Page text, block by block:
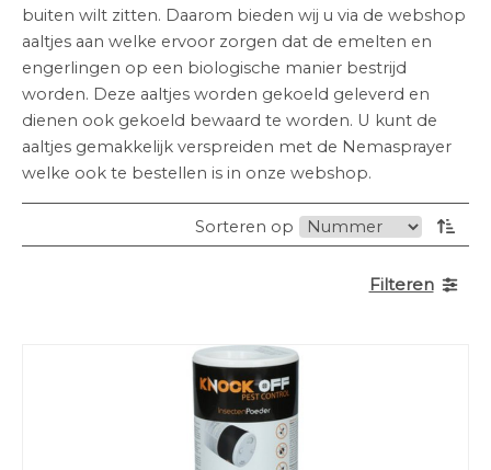
buiten wilt zitten. Daarom bieden wij u via de webshop
aaltjes aan welke ervoor zorgen dat de emelten en
engerlingen op een biologische manier bestrijd
worden. Deze aaltjes worden gekoeld geleverd en
dienen ook gekoeld bewaard te worden. U kunt de
aaltjes gemakkelijk verspreiden met de Nemasprayer
welke ook te bestellen is in onze webshop.
Sorteren op
Filteren